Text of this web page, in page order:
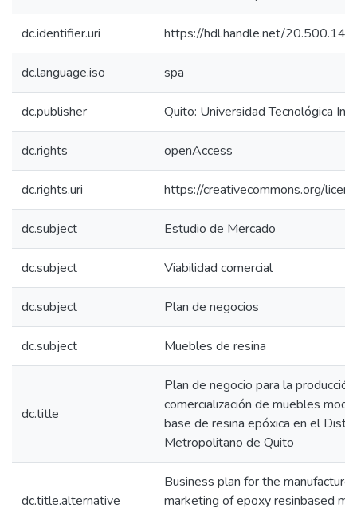
dc.identifier.uri https://hdl.handle.net/
dc.language.iso spa
dc.publisher Quito: Universidad Tecnológica
dc.rights openAccess
dc.rights.uri https://creativecommons.org/
dc.subject Estudio de Mercado
dc.subject Viabilidad comercial
dc.subject Plan de negocios
dc.subject Muebles de resina
dc.title
Plan de negocio para la
comercialización de muebles
base de resina epóxica en el
Metropolitano de Quito
dc.title.alternative
Business plan for the manufacture
marketing of epoxy resinbased